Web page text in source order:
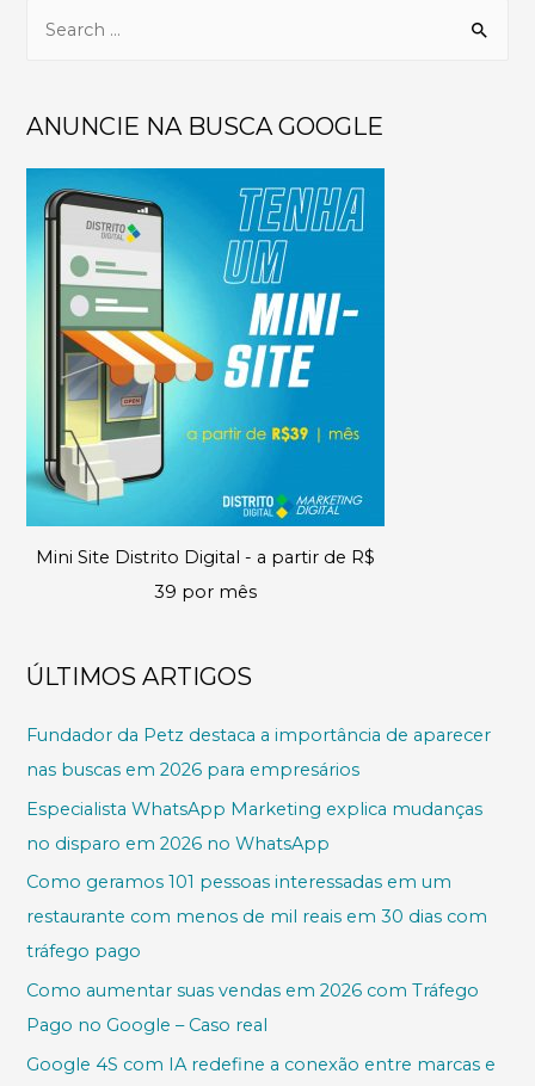
ANUNCIE NA BUSCA GOOGLE
Mini Site Distrito Digital - a partir de R$
39 por mês
ÚLTIMOS ARTIGOS
Fundador da Petz destaca a importância de aparecer
nas buscas em 2026 para empresários
Especialista WhatsApp Marketing explica mudanças
no disparo em 2026 no WhatsApp
Como geramos 101 pessoas interessadas em um
restaurante com menos de mil reais em 30 dias com
tráfego pago
Como aumentar suas vendas em 2026 com Tráfego
Pago no Google – Caso real
Google 4S com IA redefine a conexão entre marcas e